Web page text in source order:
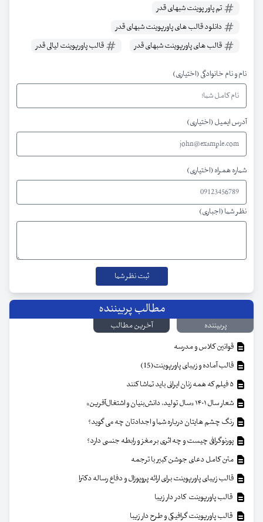
تم پاور پوینت شبهای قدر
دانلود قالب های پاورپوینت شبهای قدر
قالب های پاورپوینت شبهای قدر
قالب پاورپوینت لیالی قدر
نام و نام خانوادگی (اختیاری)
آدرس ایمیل (اختیاری)
شماره همراه (اختیاری)
نظر شما (اجباری)
مطالب پربیننده
پربیننده
آخرین مطالب
قوانین کلاس و مدرسه
قالب آماده و زیبای پاورپوینت(15)
شعار سال ۱۴۰۱ «سال تولید، دانش‌بنیان و اشتغال‌آفرین»
رنگ چشم هایتان درباره شما و اجدادتان چه می گوید؟
پورنوگرافی چیست و چه اثری بر مغز و رابطه جنسی دارد؟
متن کامل دعای جوشن کبیر با ترجمه
قالب زیبای پاورپوینت برای ارائه پروپوزال و دفاع رساله دکترا
قالب پاورپوینت کادر دار زیبا
قالب پاورپوینت گرافیکی و طرح دار زیبا